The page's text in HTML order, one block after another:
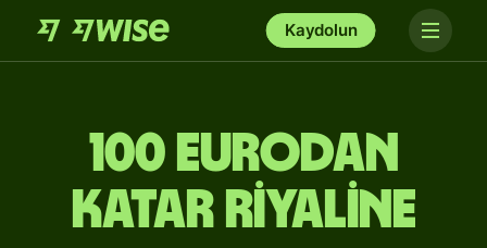
Kaydolun
100 Eurodan
Katar riyaline